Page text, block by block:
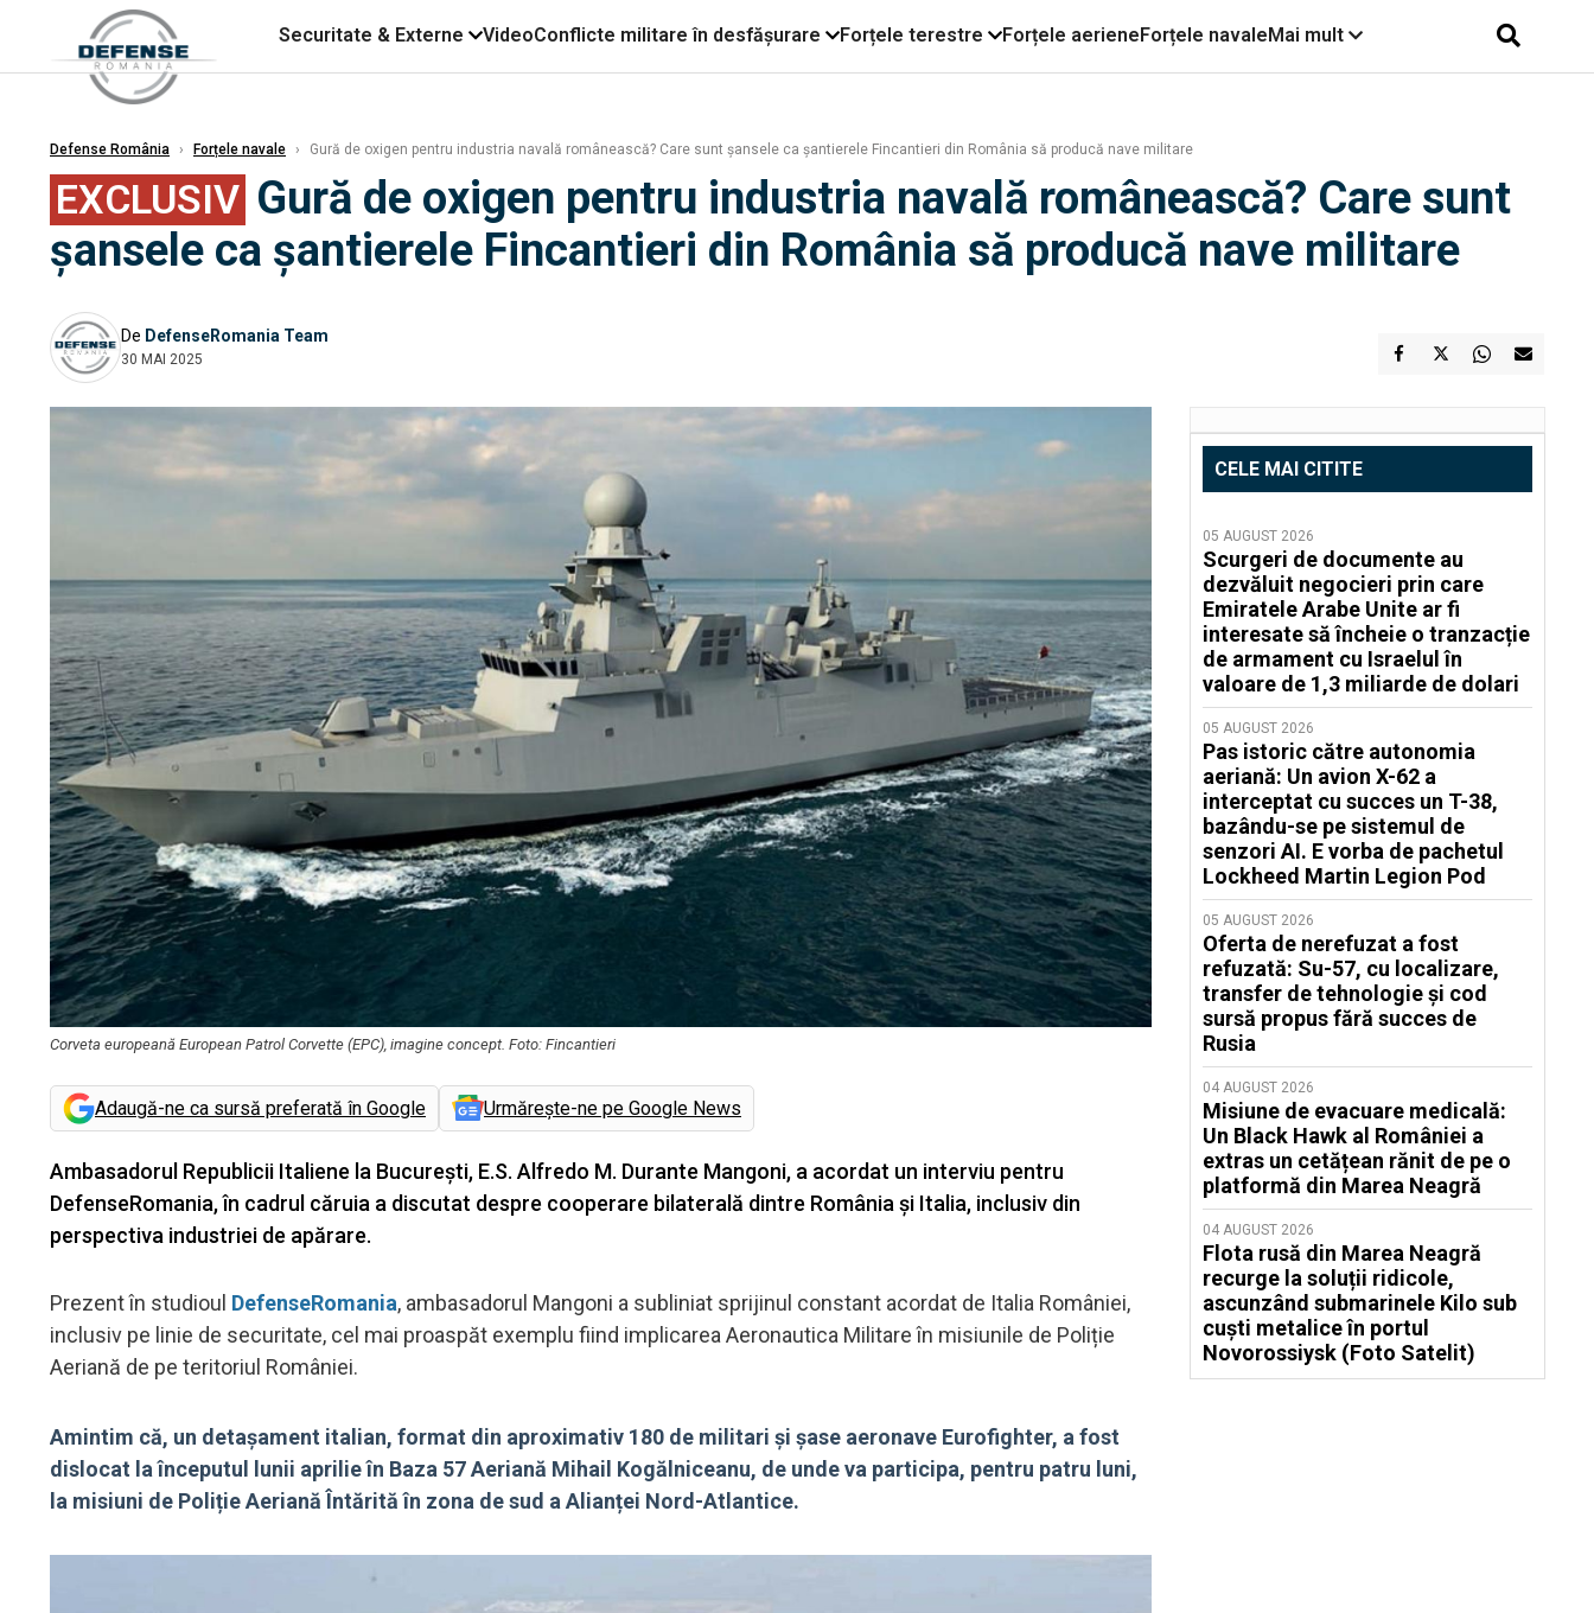
Securitate & Externe VideoConflicte militare în desfășurare Forțele terestre Forțele aerieneForțele navaleMai mult
Defense România › Forțele navale › Gură de oxigen pentru industria navală românească? Care sunt șansele ca șantierele Fincantieri din România să producă nave militare
EXCLUSIV Gură de oxigen pentru industria navală românească? Care sunt
șansele ca șantierele Fincantieri din România să producă nave militare
De DefenseRomania Team
30 MAI 2025
Corveta europeană European Patrol Corvette (EPC), imagine concept. Foto: Fincantieri
Adaugă-ne ca sursă preferată în Google Urmărește-ne pe Google News
Ambasadorul Republicii Italiene la Bucureşti, E.S. Alfredo M. Durante Mangoni, a acordat un interviu pentru
DefenseRomania, în cadrul căruia a discutat despre cooperare bilaterală dintre România și Italia, inclusiv din
perspectiva industriei de apărare.
Prezent în studioul DefenseRomania, ambasadorul Mangoni a subliniat sprijinul constant acordat de Italia României,
inclusiv pe linie de securitate, cel mai proaspăt exemplu fiind implicarea Aeronautica Militare în misiunile de Poliție
Aeriană de pe teritoriul României.
Amintim că, un detașament italian, format din aproximativ 180 de militari și șase aeronave Eurofighter, a fost
dislocat la începutul lunii aprilie în Baza 57 Aeriană Mihail Kogălniceanu, de unde va participa, pentru patru luni,
la misiuni de Poliție Aeriană Întărită în zona de sud a Alianței Nord-Atlantice.
CELE MAI CITITE
05 AUGUST 2026
Scurgeri de documente au
dezvăluit negocieri prin care
Emiratele Arabe Unite ar fi
interesate să încheie o tranzacție
de armament cu Israelul în
valoare de 1,3 miliarde de dolari
05 AUGUST 2026
Pas istoric către autonomia
aeriană: Un avion X-62 a
interceptat cu succes un T-38,
bazându-se pe sistemul de
senzori AI. E vorba de pachetul
Lockheed Martin Legion Pod
05 AUGUST 2026
Oferta de nerefuzat a fost
refuzată: Su-57, cu localizare,
transfer de tehnologie și cod
sursă propus fără succes de
Rusia
04 AUGUST 2026
Misiune de evacuare medicală:
Un Black Hawk al României a
extras un cetățean rănit de pe o
platformă din Marea Neagră
04 AUGUST 2026
Flota rusă din Marea Neagră
recurge la soluții ridicole,
ascunzând submarinele Kilo sub
cuști metalice în portul
Novorossiysk (Foto Satelit)